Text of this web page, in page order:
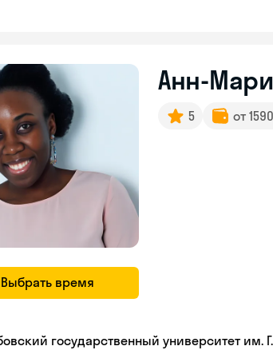
Выбрать время
Анн-Мари
5 от
государственный университет им.